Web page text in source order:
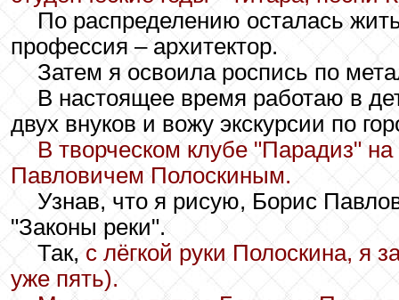
По распределению осталась
профессия – архитектор.
Затем я освоила роспись по
В настоящее время работаю в
двух внуков и вожу экскурсии по
В творческом клубе "Парадиз"
Павловичем Полоскиным.
Узнав, что я рисую, Борис
"Законы реки".
Так, с лёгкой руки Полоскина, я
уже пять).